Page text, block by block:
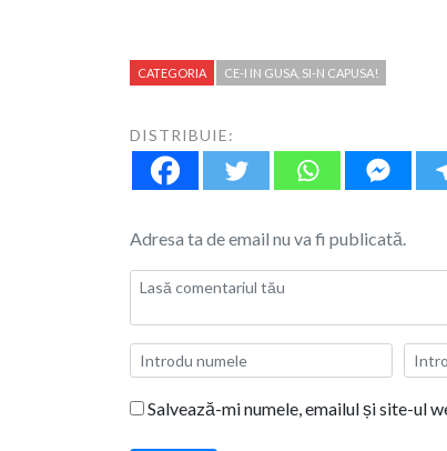
CATEGORIA CE-I IN GUSA, SI-N CAPUSA!
DISTRIBUIE:
Adresa ta de email nu va fi publicată.
Salvează-mi numele, emailul și site-ul